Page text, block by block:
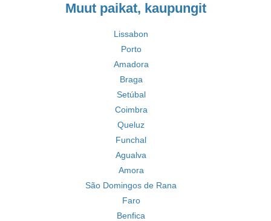
Muut paikat, kaupungit
Lissabon
Porto
Amadora
Braga
Setúbal
Coimbra
Queluz
Funchal
Agualva
Amora
São Domingos de Rana
Faro
Benfica